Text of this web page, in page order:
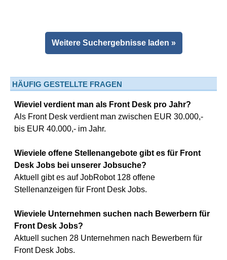
Weitere Suchergebnisse laden »
HÄUFIG GESTELLTE FRAGEN
Wieviel verdient man als Front Desk pro Jahr?
Als Front Desk verdient man zwischen EUR 30.000,-
bis EUR 40.000,- im Jahr.
Wieviele offene Stellenangebote gibt es für Front
Desk Jobs bei unserer Jobsuche?
Aktuell gibt es auf JobRobot 128 offene
Stellenanzeigen für Front Desk Jobs.
Wieviele Unternehmen suchen nach Bewerbern für
Front Desk Jobs?
Aktuell suchen 28 Unternehmen nach Bewerbern für
Front Desk Jobs.